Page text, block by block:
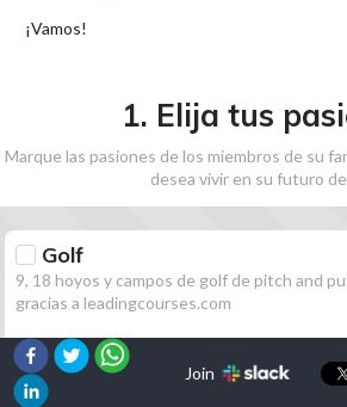
¡Vamos!
1. Elija tus
Marque las pasiones de los miembros de su
desea vivir en su futuro
Golf
9, 18 hoyos y campos de golf de pitch and
gracias a leadingcourses.com
Senderismo
Join